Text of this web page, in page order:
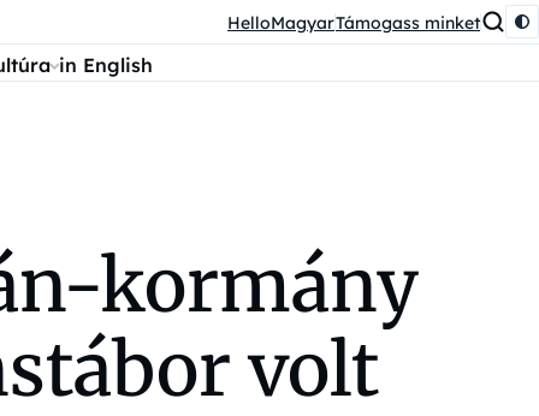
HelloMagyarTámogass minket
in English
kormány
volt